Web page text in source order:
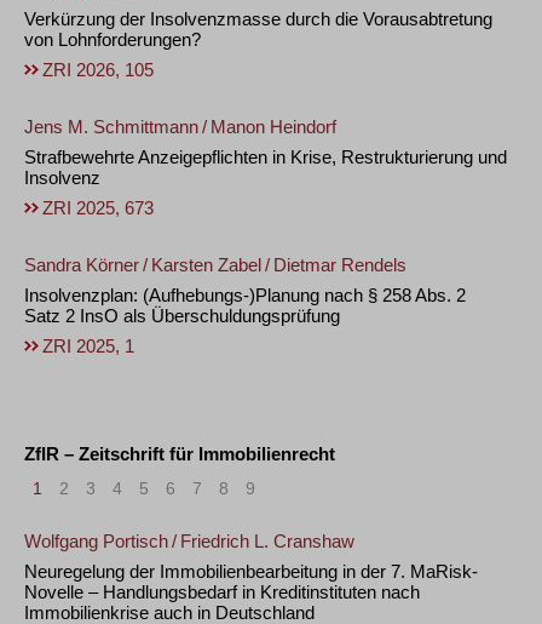
Verkürzung der Insolvenzmasse durch die Vorausabtretung
von Lohnforderungen?
ZRI 2026, 105
Jens M. Schmittmann/ Manon Heindorf
Strafbewehrte Anzeigepflichten in Krise, Restrukturierung und
Insolvenz
ZRI 2025, 673
Sandra Körner/ Karsten Zabel/ Dietmar Rendels
Insolvenzplan: (Aufhebungs-)Planung nach § 258 Abs. 2
Satz 2 InsO als Überschuldungsprüfung
ZRI 2025, 1
ZfIR – Zeitschrift für Immobilienrecht
1 2 3 4 5 6 7 8 9
Wolfgang Portisch/ Friedrich L. Cranshaw
Neuregelung der Immobilienbearbeitung in der 7. MaRisk-
Novelle – Handlungsbedarf in Kreditinstituten nach
Immobilienkrise auch in Deutschland